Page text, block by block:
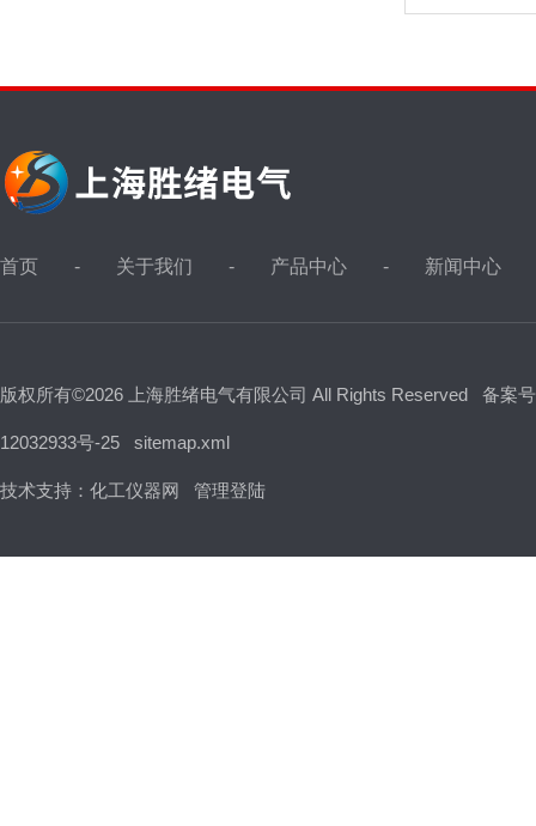
首页 关于我们 产品中心 新闻中心
版权所有©2026 上海胜绪电气有限公司 All Rights Reserved 备案
12032933号-25 sitemap.xml
技术支持： 化工仪器网 管理登陆